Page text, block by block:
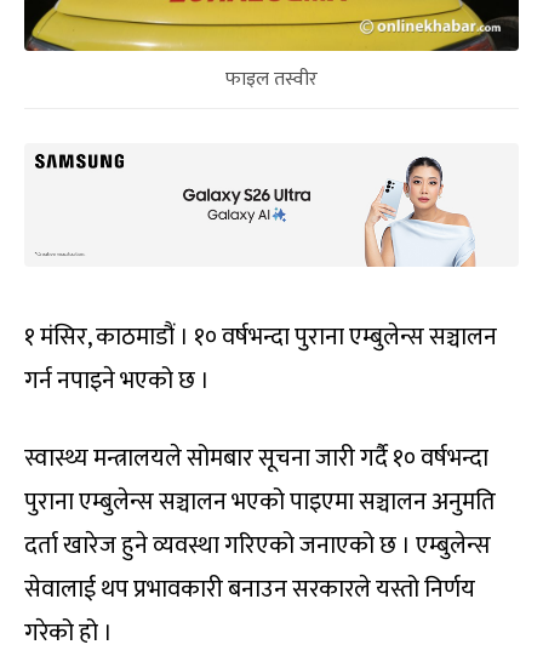
फाइल तस्वीर
१ मंसिर, काठमाडौं । १० वर्षभन्दा पुराना एम्बुलेन्स सञ्चालन
गर्न नपाइने भएको छ ।
स्वास्थ्य मन्त्रालयले सोमबार सूचना जारी गर्दै १० वर्षभन्दा
पुराना एम्बुलेन्स सञ्चालन भएको पाइएमा सञ्चालन अनुमति
दर्ता खारेज हुने व्यवस्था गरिएको जनाएको छ । एम्बुलेन्स
सेवालाई थप प्रभावकारी बनाउन सरकारले यस्तो निर्णय
गरेको हो ।